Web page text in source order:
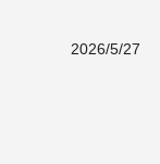
2026/5/27